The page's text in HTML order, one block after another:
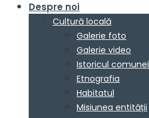
Despre noi
Cultură locală
Galerie foto
Galerie video
Istoricul comunei
Etnografia
Habitatul
Misiunea entității